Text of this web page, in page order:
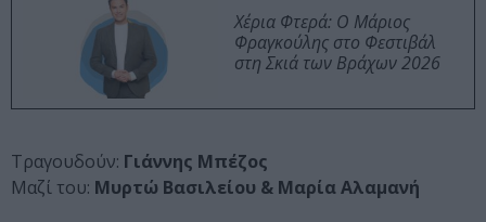
Χέρια Φτερά: Ο Μάριος
Φραγκούλης στο Φεστιβάλ
στη Σκιά των Βράχων 2026
Τραγουδούν: Γιάννης Μπέζος
Μαζί του: Μυρτώ Βασιλείου & Μαρία Αλαμανή